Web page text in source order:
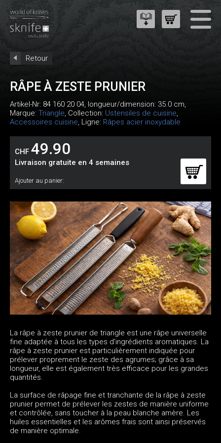
Retour
RÂPE À ZESTE PRUNIER
Artikel-Nr: 84 160 20 04, longueur/dimension: 35.0 cm,
Marque: Triangle, Collection: Ustensiles de cuisine,
Accessoires cuisine, Ligne: Râpes acier inoxydable
CHF 49.90
Livraison gratuite en 4 semaines
Ajouter au panier:
La râpe à zeste prunier de triangle est une râpe universelle
fine adaptée à tous les types d'ingrédients aromatiques. La
râpe à zeste prunier est particulièrement indiquée pour
prélever proprement le zeste des agrumes; grâce à sa
longueur, elle est également très efficace pour les grandes
quantités.
La surface de râpage fine et tranchante de la râpe à zeste
prunier permet de prélever les zestes de manière uniforme
et contrôlée, sans toucher à la peau blanche amère. Les
huiles essentielles et les arômes frais sont ainsi préservés
de manière optimale.